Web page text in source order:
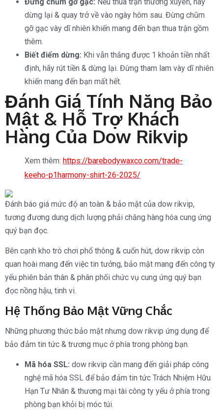
dừng lại & quay trở về vào ngày hôm sau. Đừng chũm
gỡ gạc vày dĩ nhiên khiến mang đến bạn thua trận gồm
thêm.
Biết điểm dừng: Khi vẫn thắng được 1 khoản tiền nhất
định, hãy rút tiền & dừng lại. Đừng tham lam vày dĩ nhiên
khiến mang đến bạn mất hết.
Đánh Giá Tính Năng Bảo
Mật & Hỗ Trợ Khách
Hàng Của Dow Rikvip
Xem thêm: https://barebodywaxco.com/trade-
keeho-p1harmony-shirt-26-2025/
Đánh báo giá mức độ an toàn & bảo mật của dow rikvip,
tương đương dung dịch lượng phải chăng hàng hóa cung ứng
quý bạn đọc.
Bên cạnh kho trò chơi phổ thông & cuốn hút, dow rikvip còn
quan hoài mang đến việc tin tưởng, bảo mật mang đến công ty
yếu phiên bản thân & phân phối chức vụ cung ứng quý bạn
đọc nồng hậu, tinh vi.
Hệ Thống Bảo Mật Vững Chắc
Những phương thức bảo mật nhưng dow rikvip ứng dụng để
bảo đảm tin tức & trương mục ở phía trong phòng bạn.
Mã hóa SSL: dow rikvip cần mang đến giải pháp công
nghệ mã hóa SSL để bảo đảm tin tức Trách Nhiệm Hữu
Hạn Tư Nhân & thương mại tài công ty yếu ở phía trong
phòng bạn khỏi bị móc túi.